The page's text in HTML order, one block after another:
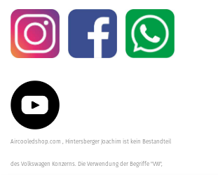
Aircooledshop.com , Hintersberger Joachim ist kein Bestandteil
des Volkswagen Konzerns. Die Verwendung der Begriffe "VW",